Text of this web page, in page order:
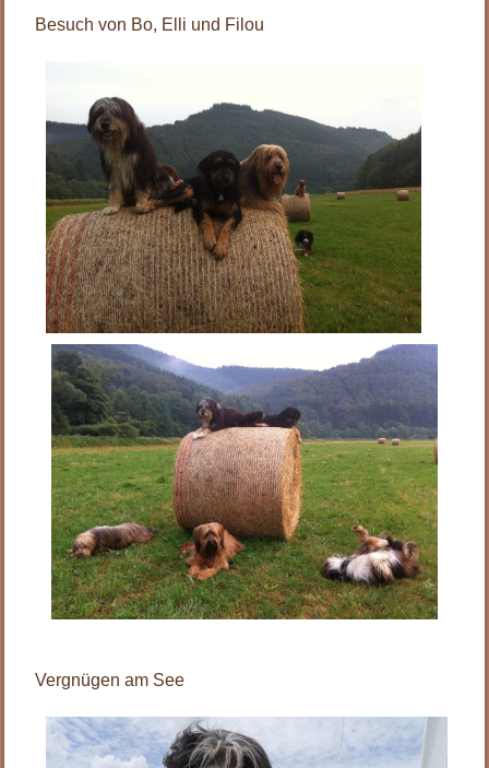
Besuch von Bo, Elli und Filou
Vergnügen am See